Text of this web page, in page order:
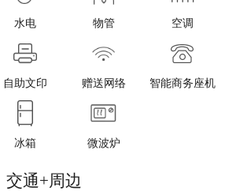
水电 物管 空调
自助文印 赠送网络 智能商务座机
冰箱 微波炉
交通+周边